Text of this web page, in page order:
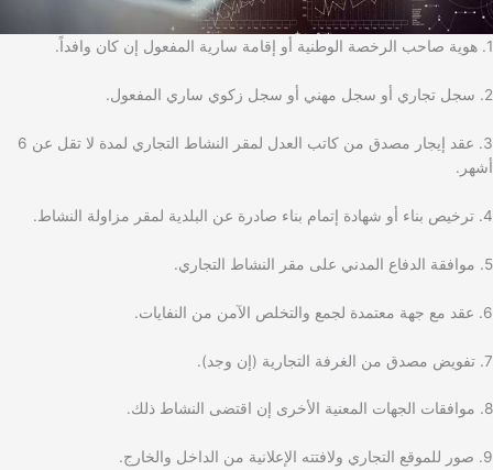
1. هوية صاحب الرخصة الوطنية أو إقامة سارية المفعول إن كان وافداً.
2. سجل تجاري أو سجل مهني أو سجل زكوي ساري المفعول.
3. عقد إيجار مصدق من كاتب العدل لمقر النشاط التجاري لمدة لا تقل عن 6
أشهر.
4. ترخيص بناء أو شهادة إتمام بناء صادرة عن البلدية لمقر مزاولة النشاط.
5. موافقة الدفاع المدني على مقر النشاط التجاري.
6. عقد مع جهة معتمدة لجمع والتخلص الآمن من النفايات.
7. تفويض مصدق من الغرفة التجارية (إن وجد).
8. موافقات الجهات المعنية الأخرى إن اقتضى النشاط ذلك.
9. صور للموقع التجاري ولافتته الإعلانية من الداخل والخارج.